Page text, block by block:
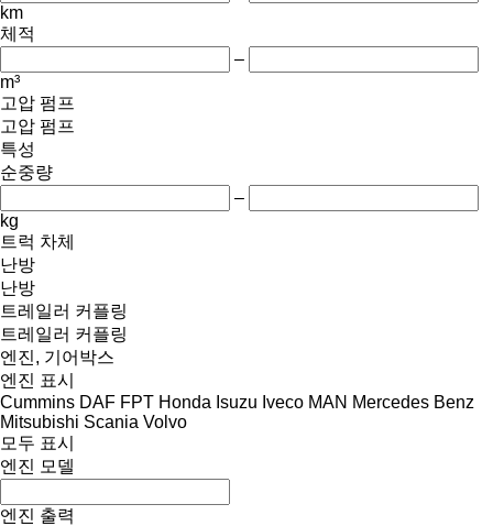
km
체적
–
m³
고압 펌프
고압 펌프
특성
순중량
–
kg
트럭 차체
난방
난방
트레일러 커플링
트레일러 커플링
엔진, 기어박스
엔진 표시
Cummins DAF FPT Honda Isuzu Iveco MAN Mercedes Benz
Mitsubishi Scania Volvo
모두 표시
엔진 모델
엔진 출력